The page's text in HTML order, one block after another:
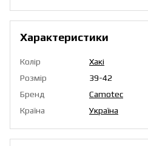
Характеристики
Колір
Хакі
Розмір
39-42
Бренд
Camotec
Країна
Україна